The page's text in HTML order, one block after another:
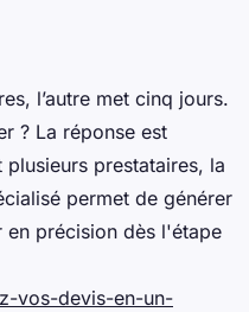
l’autre met cinq jours.
? La réponse est
prestataires, la
permet de générer
en précision dès l'étape
vos-devis-en-un-